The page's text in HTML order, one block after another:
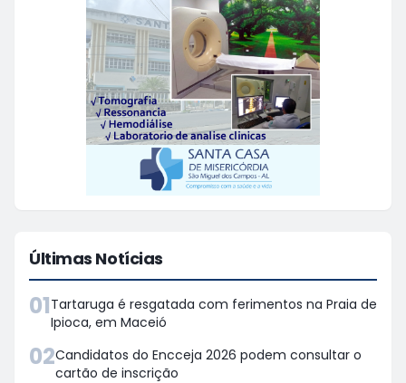
Últimas Notícias
01Tartaruga é resgatada com ferimentos na Praia de
Ipioca, em Maceió
02Candidatos do Encceja 2026 podem consultar o
cartão de inscrição